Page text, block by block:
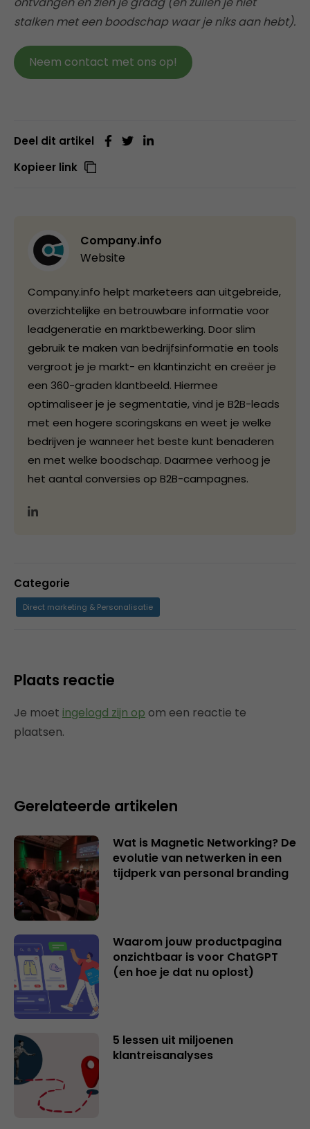
stalken met een boodschap waar je niks aan hebt).
Neem contact met ons op!
Deel dit artikel
Kopieer link
Company.info
Website
Company.info helpt marketeers aan uitgebreide,
overzichtelijke en betrouwbare informatie voor
leadgeneratie en marktbewerking. Door slim
gebruik te maken van bedrijfsinformatie en tools
vergroot je je markt- en klantinzicht en creëer je
een 360-graden klantbeeld. Hiermee
optimaliseer je je segmentatie, vind je B2B-leads
met een hogere scoringskans en weet je welke
bedrijven je wanneer het beste kunt benaderen
en met welke boodschap. Daarmee verhoog je
het aantal conversies op B2B-campagnes.
Categorie
Direct marketing & Personalisatie
Plaats reactie
Je moet ingelogd zijn op om een reactie te
plaatsen.
Gerelateerde artikelen
Wat is Magnetic Networking? De
evolutie van netwerken in een
tijdperk van personal branding
Waarom jouw productpagina
onzichtbaar is voor ChatGPT
(en hoe je dat nu oplost)
5 lessen uit miljoenen
klantreisanalyses